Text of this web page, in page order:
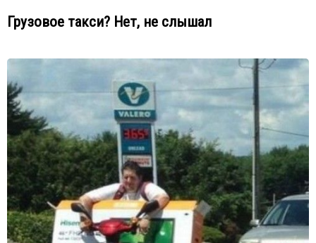
Грузовое такси? Нет, не слышал